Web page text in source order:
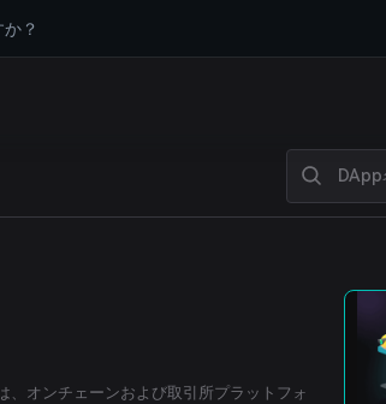
？
、オンチェーンおよび取引所プラットフォ